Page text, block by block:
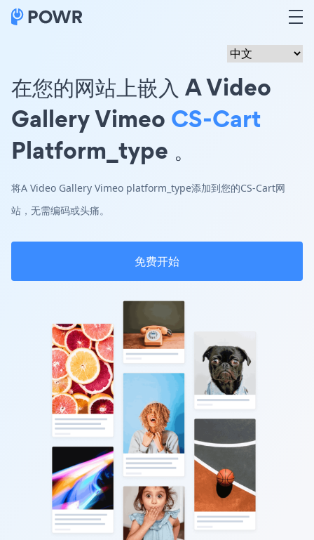
在您的网站上嵌入 A Video
Gallery Vimeo CS-Cart
Platform_type 。
将A Video Gallery Vimeo platform_type添加到您的CS-Cart网
站，无需编码或头痛。
免费开始